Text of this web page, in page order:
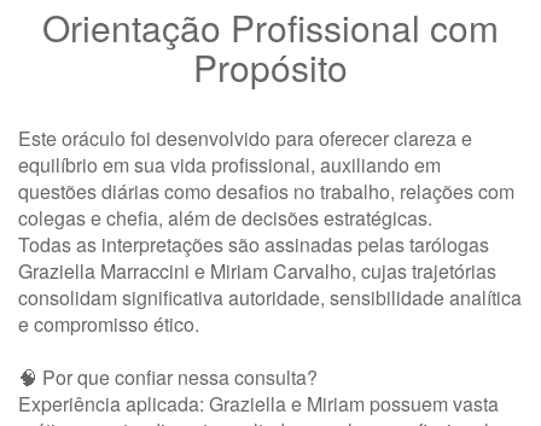
Orientação Profissional com
Propósito
Este oráculo foi desenvolvido para oferecer clareza e
equilíbrio em sua vida profissional, auxiliando em
questões diárias como desafios no trabalho, relações com
colegas e chefia, além de decisões estratégicas.
Todas as interpretações são assinadas pelas tarólogas
Graziella Marraccini e Miriam Carvalho, cujas trajetórias
consolidam significativa autoridade, sensibilidade analítica
e compromisso ético.
🧠 Por que confiar nessa consulta?
Experiência aplicada: Graziella e Miriam possuem vasta